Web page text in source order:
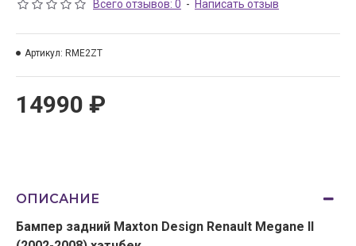
Всего отзывов: 0 - Написать отзыв
14990 ₽
Артикул: RME2ZT
ОПИСАНИЕ
Бампер задний Maxton Design Renault Megane II